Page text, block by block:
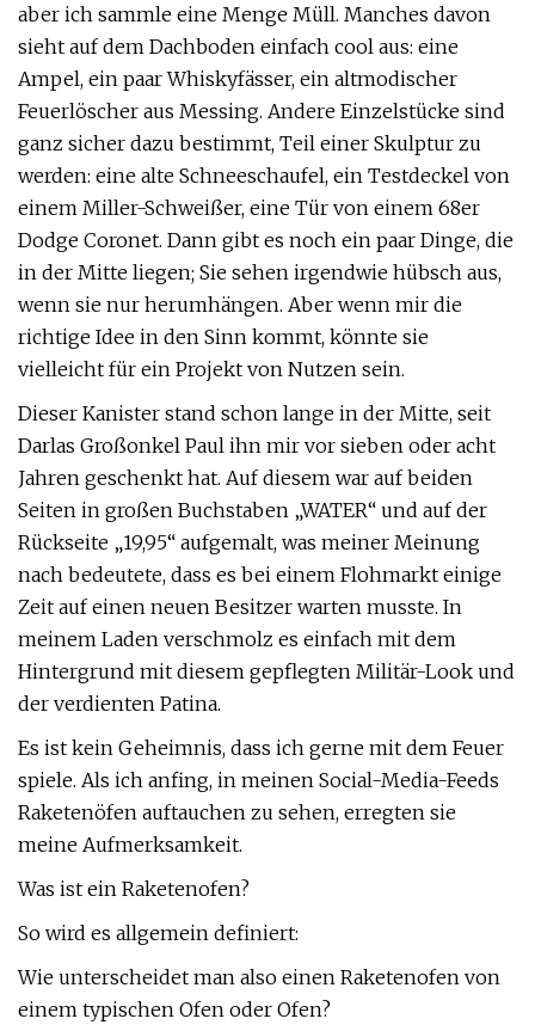
aber ich sammle eine Menge Müll. Manches davon
sieht auf dem Dachboden einfach cool aus: eine
Ampel, ein paar Whiskyfässer, ein altmodischer
Feuerlöscher aus Messing. Andere Einzelstücke sind
ganz sicher dazu bestimmt, Teil einer Skulptur zu
werden: eine alte Schneeschaufel, ein Testdeckel von
einem Miller-Schweißer, eine Tür von einem 68er
Dodge Coronet. Dann gibt es noch ein paar Dinge, die
in der Mitte liegen; Sie sehen irgendwie hübsch aus,
wenn sie nur herumhängen. Aber wenn mir die
richtige Idee in den Sinn kommt, könnte sie
vielleicht für ein Projekt von Nutzen sein.
Dieser Kanister stand schon lange in der Mitte, seit
Darlas Großonkel Paul ihn mir vor sieben oder acht
Jahren geschenkt hat. Auf diesem war auf beiden
Seiten in großen Buchstaben „WATER“ und auf der
Rückseite „19,95“ aufgemalt, was meiner Meinung
nach bedeutete, dass es bei einem Flohmarkt einige
Zeit auf einen neuen Besitzer warten musste. In
meinem Laden verschmolz es einfach mit dem
Hintergrund mit diesem gepflegten Militär-Look und
der verdienten Patina.
Es ist kein Geheimnis, dass ich gerne mit dem Feuer
spiele. Als ich anfing, in meinen Social-Media-Feeds
Raketenöfen auftauchen zu sehen, erregten sie
meine Aufmerksamkeit.
Was ist ein Raketenofen?
So wird es allgemein definiert:
Wie unterscheidet man also einen Raketenofen von
einem typischen Ofen oder Ofen?